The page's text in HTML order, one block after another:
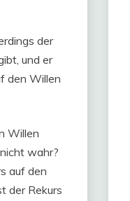
der
und er
den Willen
Willen
wahr?
auf den
der Rekurs